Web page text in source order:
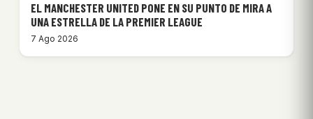
EL MANCHESTER UNITED PONE EN SU PUNTO DE MIRA A
UNA ESTRELLA DE LA PREMIER LEAGUE
7 Ago 2026